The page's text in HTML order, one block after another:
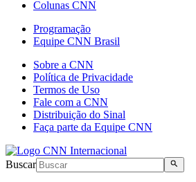
Colunas CNN
Programação
Equipe CNN Brasil
Sobre a CNN
Política de Privacidade
Termos de Uso
Fale com a CNN
Distribuição do Sinal
Faça parte da Equipe CNN
Buscar